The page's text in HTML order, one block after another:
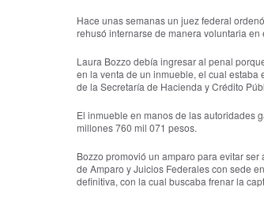
Hace unas semanas un juez federal
rehusó internarse de manera voluntaria
Laura Bozzo debía ingresar al penal
en la venta de un inmueble, el cual estaba
de la Secretaría de Hacienda y Crédito
El inmueble en manos de las autoridades
millones 760 mil 071 pesos.
Bozzo promovió un amparo para evitar
de Amparo y Juicios Federales con sede
definitiva, con la cual buscaba frenar la